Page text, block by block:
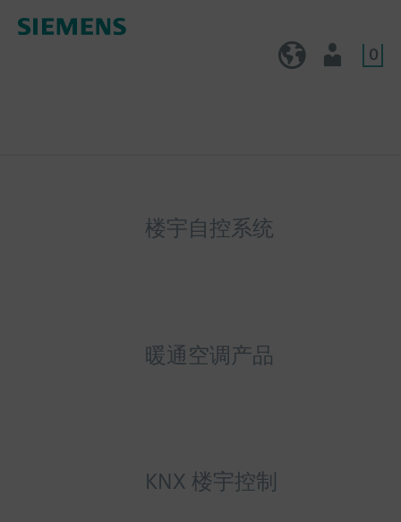
0
楼宇自控系统
暖通空调产品
KNX 楼宇控制